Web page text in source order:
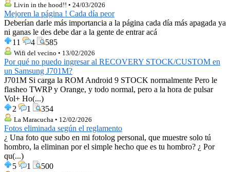
Livin in the hood!! • 24/03/2026
Mejoren la página ! Cada día peor
Deberían darle más importancia a la página cada día más apagada ya
ni ganas le des debe dar a la gente de entrar acá
11
4 585
Wifi del vecino • 13/02/2026
Por qué no puedo ingresar al RECOVERY STOCK/CUSTOM en
un Samsung J701M?
J701M Si carga la ROM Android 9 STOCK normalmente Pero le
flasheo TWRP y Orange, y todo normal, pero a la hora de pulsar
Vol+ Ho(...)
2
1 354
La Maracucha • 12/02/2026
Fotos eliminada según el reglamento
¿ Una foto que subo en mi fotolog personal, que muestre solo tú
hombro, la eliminan por el simple hecho que es tu hombro? ¿ Por
qu(...)
5
1 500